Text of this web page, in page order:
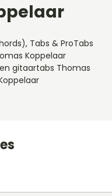
Tabs & ProTabs
Koppelaar
gitaartabs Thomas